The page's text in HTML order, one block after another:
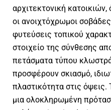
αρχιτεκτονική
οι ανοιχτόχρωμοι
φυτεύσεις τοπικού
στοιχείο της σύνθεσης
πετάσματα τύπου
προσφέρουν σκιασμό,
πλαστικότητα στις
μια ολοκληρωμένη